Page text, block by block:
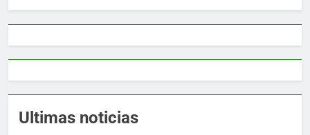
Ultimas noticias